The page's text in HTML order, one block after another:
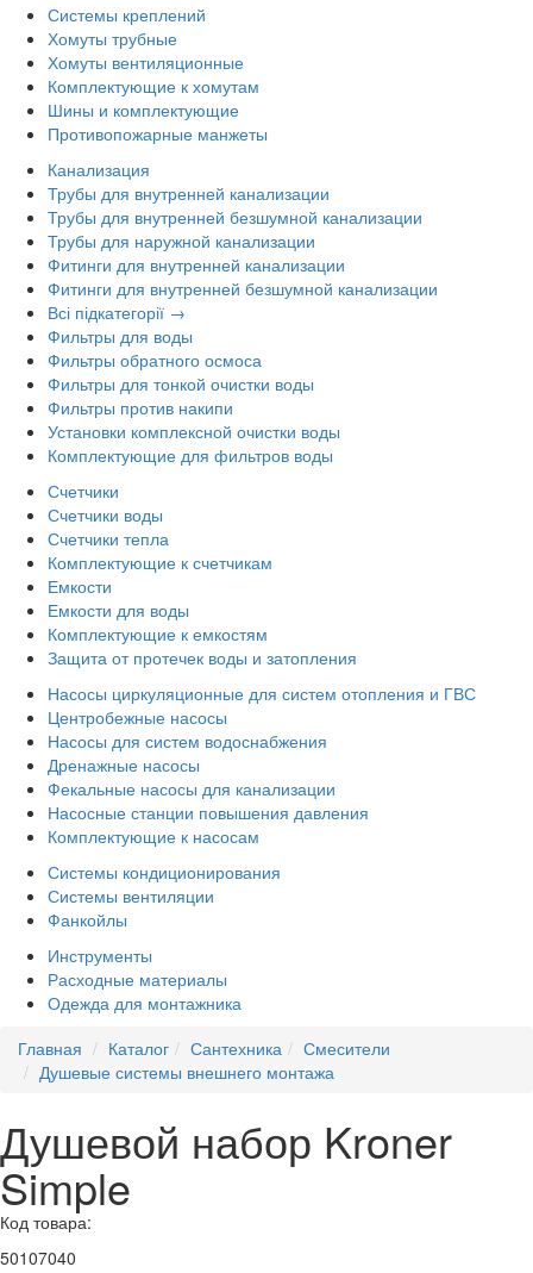
Системы креплений
Хомуты трубные
Хомуты вентиляционные
Комплектующие к хомутам
Шины и комплектующие
Противопожарные манжеты
Канализация
Трубы для внутренней канализации
Трубы для внутренней безшумной канализации
Трубы для наружной канализации
Фитинги для внутренней канализации
Фитинги для внутренней безшумной канализации
Всі підкатегорії →
Фильтры для воды
Фильтры обратного осмоса
Фильтры для тонкой очистки воды
Фильтры против накипи
Установки комплексной очистки воды
Комплектующие для фильтров воды
Счетчики
Счетчики воды
Счетчики тепла
Комплектующие к счетчикам
Емкости
Емкости для воды
Комплектующие к емкостям
Защита от протечек воды и затопления
Насосы циркуляционные для систем отопления и ГВС
Центробежные насосы
Насосы для систем водоснабжения
Дренажные насосы
Фекальные насосы для канализации
Насосные станции повышения давления
Комплектующие к насосам
Системы кондиционирования
Системы вентиляции
Фанкойлы
Инструменты
Расходные материалы
Одежда для монтажника
Главная
Каталог Сантехника
Смесители
Душевые системы внешнего монтажа
Душевой набор Kroner
Simple
Код товара:
50107040